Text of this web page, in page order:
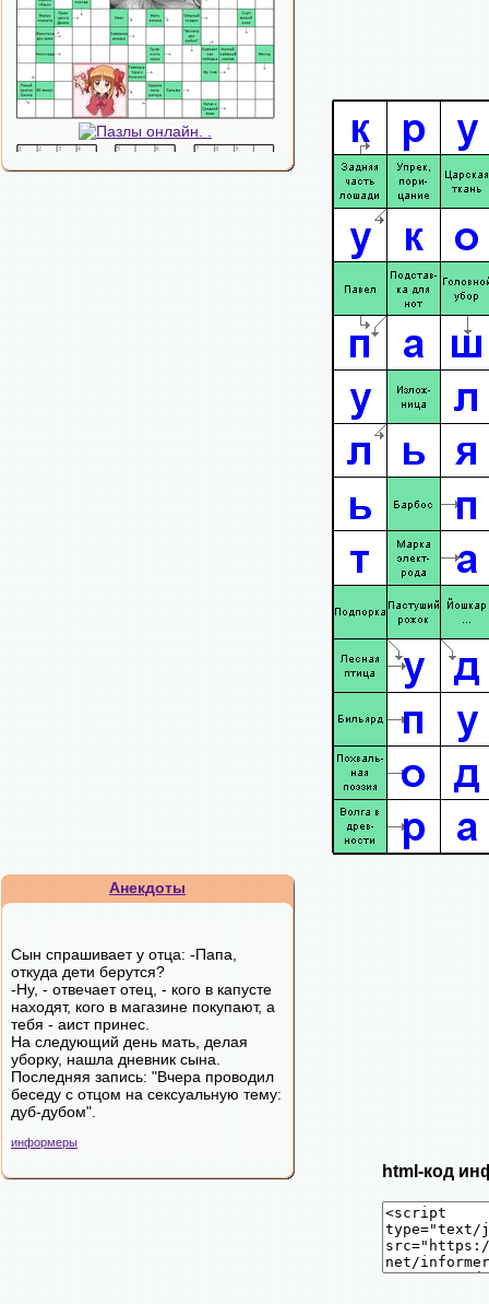
Анекдоты
Сын спрашивает у отца: -Папа,
откуда дети берутся?
-Ну, - отвечает отец, - кого в капусте
находят, кого в магазине покупают, а
тебя - аист принес.
На следующий день мать, делая
уборку, нашла дневник сына.
Последняя запись: "Вчера проводил
беседу с отцом на сексуальную тему:
дуб-дубом".
информеры
html-код